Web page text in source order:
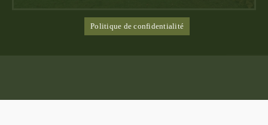
Politique de confidentialité